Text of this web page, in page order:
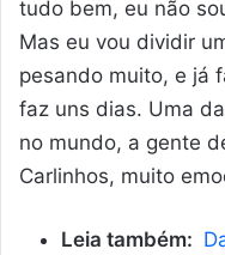
tudo bem, eu não
Mas eu vou dividir
pesando muito, e já
faz uns dias. Uma
no mundo, a gente
Carlinhos, muito
Leia também: